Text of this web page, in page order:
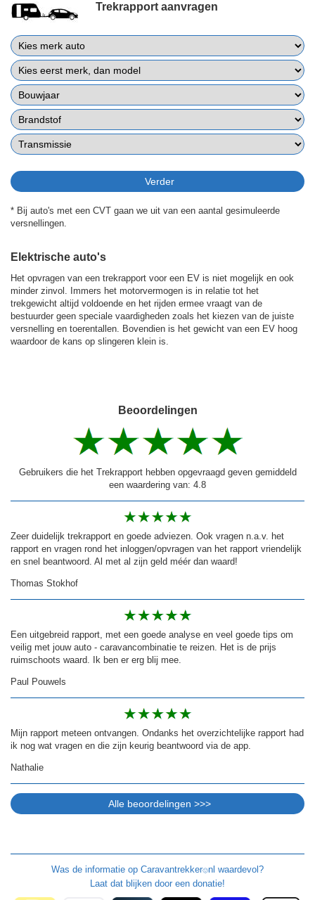
Trekrapport aanvragen
* Bij auto's met een CVT gaan we uit van een aantal gesimuleerde
versnellingen.
Elektrische auto's
Het opvragen van een trekrapport voor een EV is niet mogelijk en ook
minder zinvol. Immers het motorvermogen is in relatie tot het
trekgewicht altijd voldoende en het rijden ermee vraagt van de
bestuurder geen speciale vaardigheden zoals het kiezen van de juiste
versnelling en toerentallen. Bovendien is het gewicht van een EV hoog
waardoor de kans op slingeren klein is.
Beoordelingen
Gebruikers die het Trekrapport hebben opgevraagd geven gemiddeld
een waardering van: 4.8
Zeer duidelijk trekrapport en goede adviezen. Ook vragen n.a.v. het
rapport en vragen rond het inloggen/opvragen van het rapport vriendelijk
en snel beantwoord. Al met al zijn geld méér dan waard!
Thomas Stokhof
Een uitgebreid rapport, met een goede analyse en veel goede tips om
veilig met jouw auto - caravancombinatie te reizen. Het is de prijs
ruimschoots waard. Ik ben er erg blij mee.
Paul Pouwels
Mijn rapport meteen ontvangen. Ondanks het overzichtelijke rapport had
ik nog wat vragen en die zijn keurig beantwoord via de app.
Nathalie
Was de informatie op Caravantrekker🙂nl waardevol?
Laat dat blijken door een donatie!